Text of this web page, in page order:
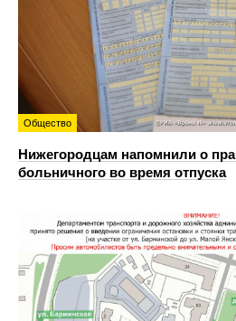
Общество
Нижегородцам напомнили о
больничного во время отпуска